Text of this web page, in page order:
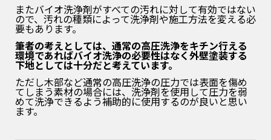
またバイオ洗浄剤がすべての汚れに対して有効ではない
ので、汚れの種類によって洗浄剤や施工方法を変える必
要もあります。
筆者の考えとしては、通常の高圧洗浄をキチン行える
環境であればバイオ洗浄の必要性はなく外壁塗装する
下地としては十分だと考えています。
ただし木部など通常の高圧洗浄の圧力では表面を傷め
てしまう素材の場合には、洗浄剤を使用して圧力を弱
めて洗浄できるよう補助的に使用するのが良いと思い
ます。